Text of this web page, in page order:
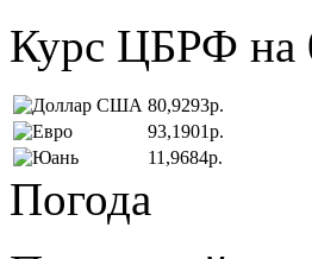
Курс ЦБРФ на
80,9293р.
93,1901р.
11,9684р.
Погода